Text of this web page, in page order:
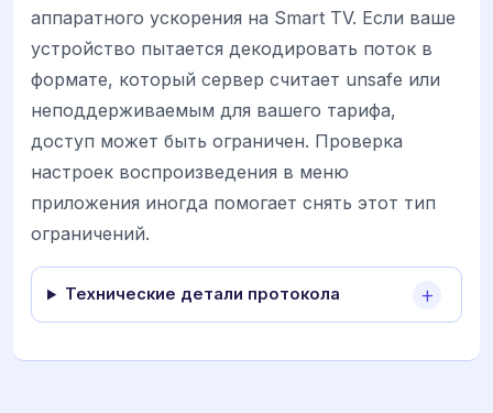
аппаратного ускорения на Smart TV. Если ваше
устройство пытается декодировать поток в
формате, который сервер считает unsafe или
неподдерживаемым для вашего тарифа,
доступ может быть ограничен. Проверка
настроек воспроизведения в меню
приложения иногда помогает снять этот тип
ограничений.
Технические детали протокола